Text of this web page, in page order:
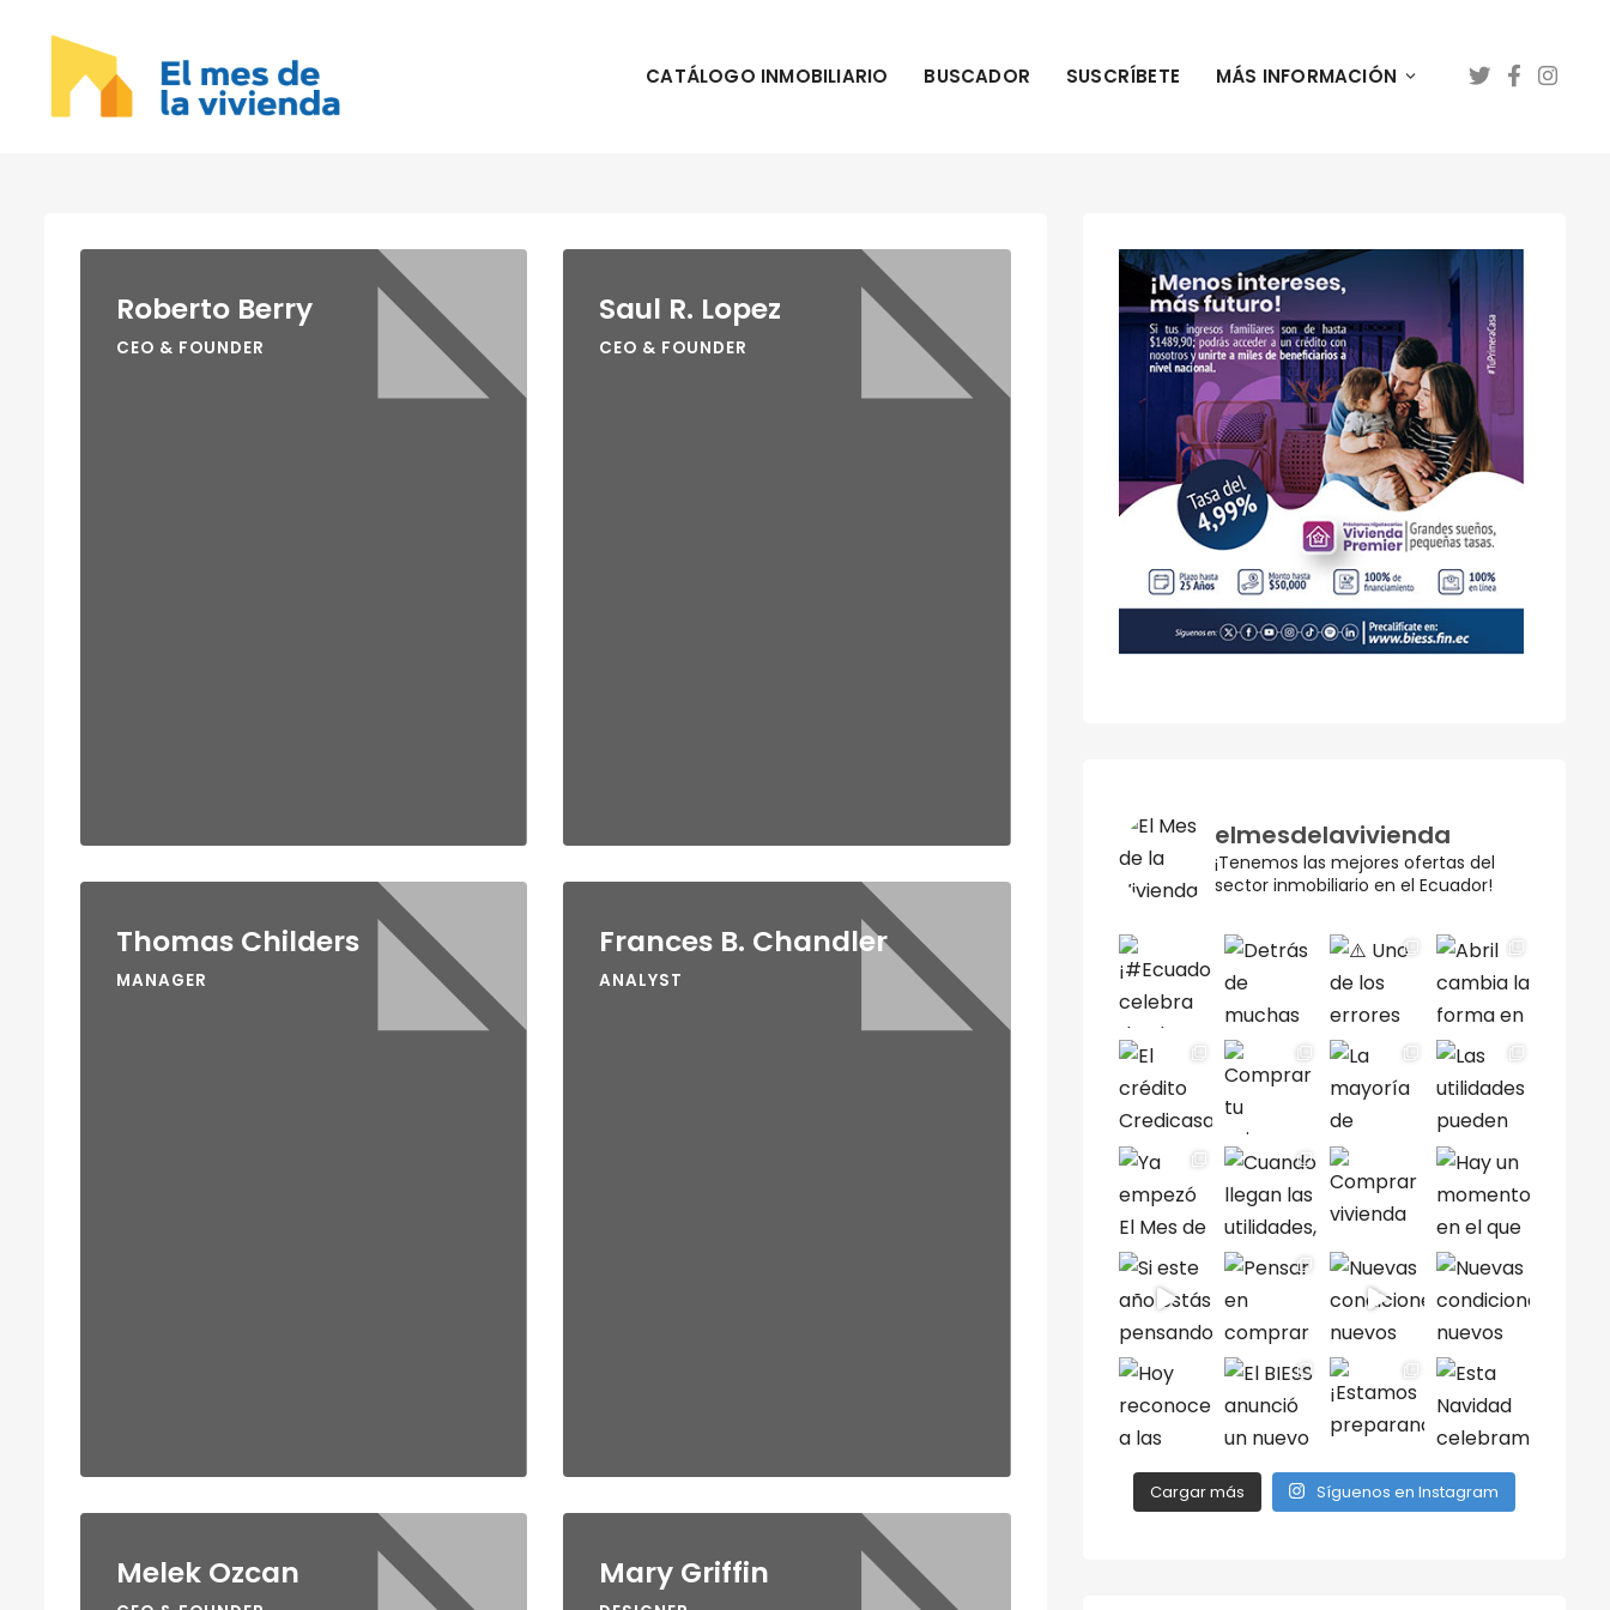
CATÁLOGO INMOBILIARIO BUSCADOR SUSCRÍBETE MÁS INFORMACIÓN
Roberto Berry
CEO & FOUNDER
Saul R. Lopez
CEO & FOUNDER
Thomas Childers
MANAGER
Frances B. Chandler
ANALYST
Melek Ozcan Mary Griffin
elmesdelavivienda
¡Tenemos las mejores ofertas del
sector inmobiliario en el Ecuador!
Cargar más Síguenos en Instagram